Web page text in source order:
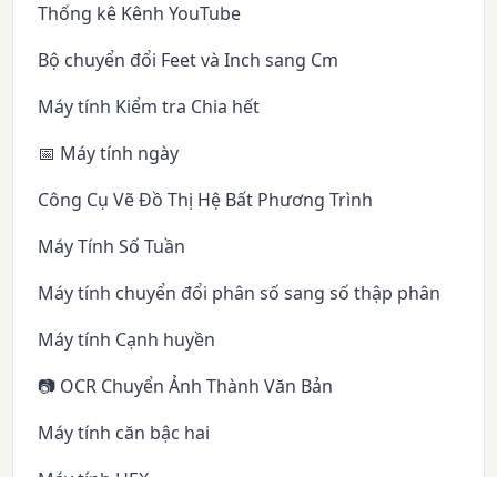
Thống kê Kênh YouTube
Bộ chuyển đổi Feet và Inch sang Cm
Máy tính Kiểm tra Chia hết
📅 Máy tính ngày
Công Cụ Vẽ Đồ Thị Hệ Bất Phương Trình
Máy Tính Số Tuần
Máy tính chuyển đổi phân số sang số thập phân
Máy tính Cạnh huyền
📷 OCR Chuyển Ảnh Thành Văn Bản
Máy tính căn bậc hai